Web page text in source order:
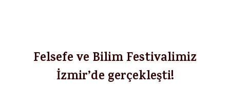
Felsefe ve Bilim Festivalimiz
İzmir’de gerçekleşti!